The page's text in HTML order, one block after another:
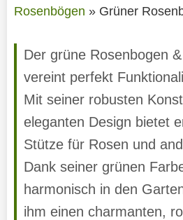
Rosenbögen » Grüner
Der grüne Rosenbogen
vereint perfekt
Mit seiner robusten
eleganten Design bietet
Stütze für Rosen und
Dank seiner grünen
harmonisch in den
ihm einen charmanten,